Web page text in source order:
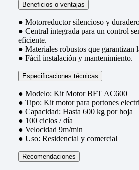
Beneficios o ventajas
● Motorreductor silencioso y
● Central integrada para un control
eficiente.
● Materiales robustos que garantizan
● Fácil instalación y mantenimiento.
Especificaciones técnicas
● Modelo: Kit Motor BFT AC600
● Tipo: Kit motor para portones
● Capacidad: Hasta 600 kg por hoja
● 100 ciclos / día
● Velocidad 9m/min
● Uso: Residencial y comercial
Recomendaciones